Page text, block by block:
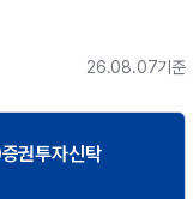
26.08.07기준
권투자신탁